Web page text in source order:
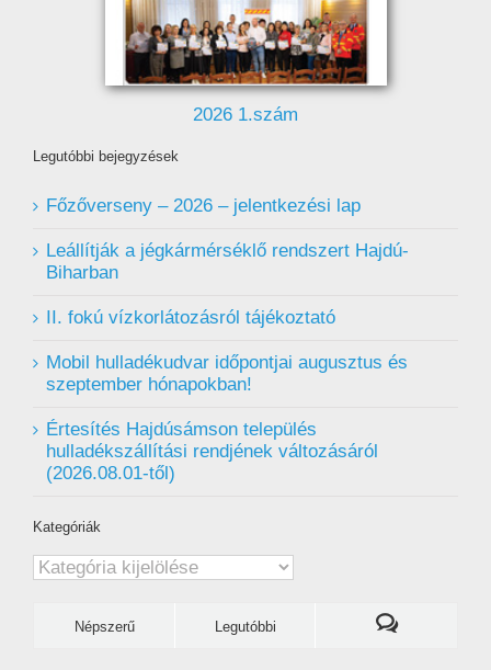
2026 1.szám
Legutóbbi bejegyzések
Főzőverseny – 2026 – jelentkezési lap
Leállítják a jégkármérséklő rendszert Hajdú-
Biharban
II. fokú vízkorlátozásról tájékoztató
Mobil hulladékudvar ️időpontjai augusztus és
szeptember hónapokban!
Értesítés Hajdúsámson település
hulladékszállítási rendjének változásáról
(2026.08.01-től)
Kategóriák
Kategóriák
Népszerű Legutóbbi